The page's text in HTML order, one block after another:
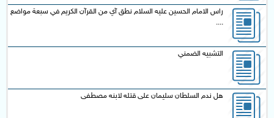
راس الامام الحسين عليه السلام نطق آي من القرآن الكريم في سبعة مواضع
....
التشبيه الضمني
هل ندم السلطان سليمان على قتله لابنه مصطفى